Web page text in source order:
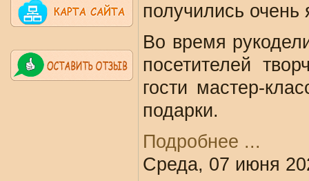
получились
Во время
посетителей
гости мастер-
подарки.
Подробнее ...
Среда, 07 июня